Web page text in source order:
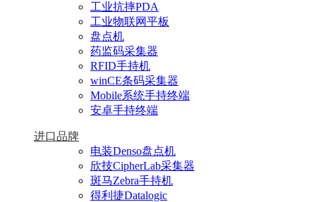
工业抗摔PDA
工业物联网平板
盘点机
药监码采集器
RFID手持机
winCE条码采集器
Mobile系统手持终端
安卓手持终端
进口品牌
电装Denso盘点机
欣技CipherLab采集器
斑马Zebra手持机
得利捷Datalogic